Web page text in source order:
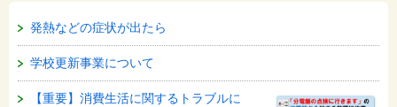
発熱などの症状が出たら
学校更新事業について
【重要】消費生活に関するトラブルに